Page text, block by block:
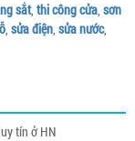
sắt, thi công cửa, sơn
, sửa điện, sửa nước,
tín ở HN